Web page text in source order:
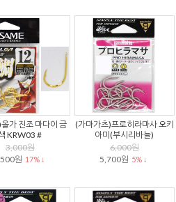
가 진조 마다이 금
KRW03 #
3,000원
원 17% ↓
(가마가츠)프로히라마사 오키
아미(부시리바늘)
6,000원
5,700원 5% ↓